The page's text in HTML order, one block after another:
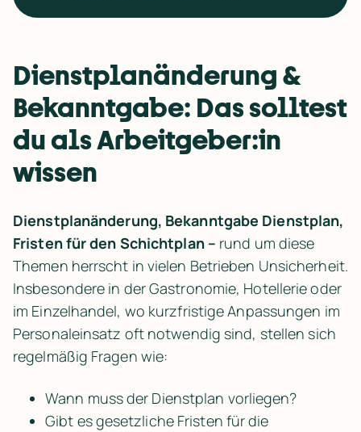
Dienstplanänderung &
Bekanntgabe: Das solltest
du als Arbeitgeber:in
wissen
Dienstplanänderung, Bekanntgabe Dienstplan,
Fristen für den Schichtplan – rund um diese
Themen herrscht in vielen Betrieben Unsicherheit.
Insbesondere in der Gastronomie, Hotellerie oder
im Einzelhandel, wo kurzfristige Anpassungen im
Personaleinsatz oft notwendig sind, stellen sich
regelmäßig Fragen wie:
Wann muss der Dienstplan vorliegen?
Gibt es gesetzliche Fristen für die